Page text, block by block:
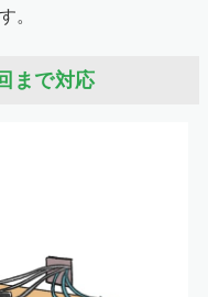
。
まで対応